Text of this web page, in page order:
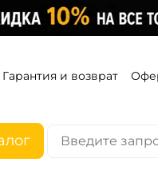
Гарантия и возврат